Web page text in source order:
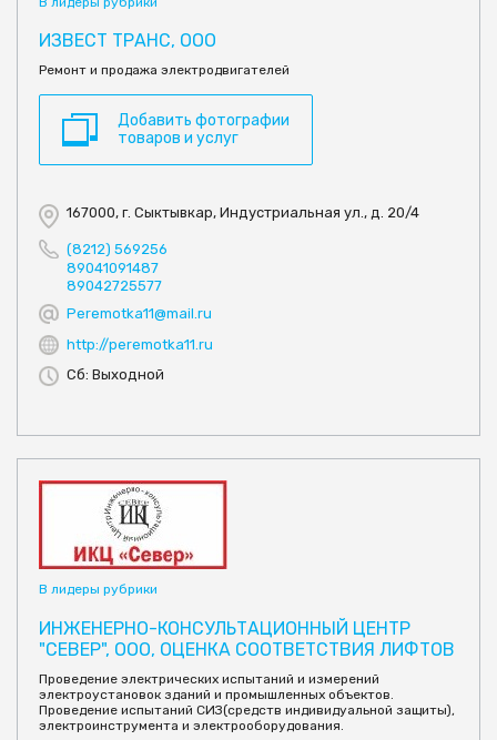
ИЗВЕСТ ТРАНС, ООО
Ремонт и продажа электродвигателей
Добавить фотографии
товаров и услуг
167000, г. Сыктывкар, Индустриальная ул., д. 20/4
(8212) 569256
89041091487
89042725577
Peremotka11@mail.ru
http://peremotka11.ru
Сб: Выходной
В лидеры рубрики
ИНЖЕНЕРНО-КОНСУЛЬТАЦИОННЫЙ ЦЕНТР
"СЕВЕР", ООО, ОЦЕНКА СООТВЕТСТВИЯ ЛИФТОВ
Проведение электрических испытаний и измерений
электроустановок зданий и промышленных объектов.
Проведение испытаний СИЗ(средств индивидуальной защиты),
электроинструмента и электрооборудования.